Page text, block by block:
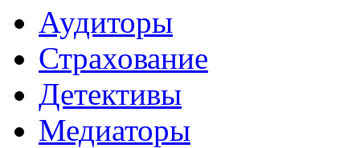
Аудиторы
Страхование
Детективы
Медиаторы